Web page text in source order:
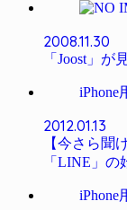
2008.11.30
「Joost」が
iPhone
2012.01.13
【今さら聞
「LINE」の
iPhone